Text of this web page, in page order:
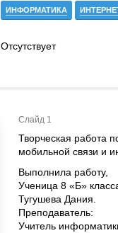
ИНФОРМАТИКА
Отсутствует
Слайд 1
Творческая работа
мобильной связи и
Выполнила работу,
Ученица 8 «Б»
Тугушева Дания.
Преподаватель:
Учитель